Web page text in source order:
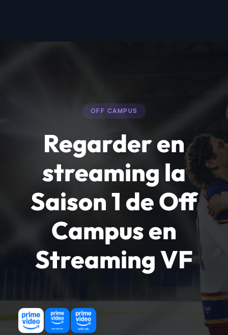
OFF CAMPUS
Regarder en
streaming la
Saison 1 de Off
Campus en
Streaming VF